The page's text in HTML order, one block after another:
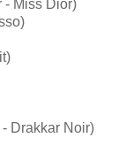
- Miss Dior)
Drakkar Noir)